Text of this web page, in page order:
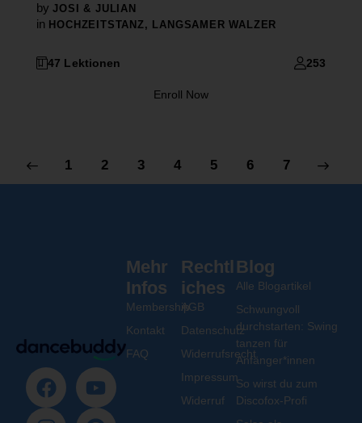
by JOSI & JULIAN
in HOCHZEITSTANZ, LANGSAMER WALZER
47 Lektionen 253
Enroll Now
1 2 3 4 5 6 7
Rechtl
iches
AGB
Datenschutz
Widerrufsrecht
Impressum
Widerruf
Mehr
Infos
Membership
Kontakt
FAQ
Blog
Alle Blogartikel
Schwungvoll
durchstarten: Swing
tanzen für
Anfänger*innen
So wirst du zum
Discofox-Profi